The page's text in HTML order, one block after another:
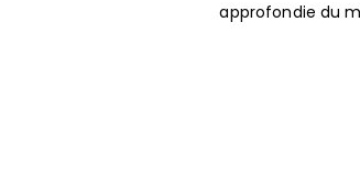
approfondie du